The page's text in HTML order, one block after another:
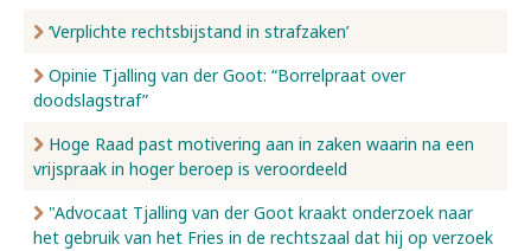
‘Verplichte rechtsbijstand in strafzaken’
Opinie Tjalling van der Goot: “Borrelpraat over
doodslagstraf”
Hoge Raad past motivering aan in zaken waarin na een
vrijspraak in hoger beroep is veroordeeld
"Advocaat Tjalling van der Goot kraakt onderzoek naar
het gebruik van het Fries in de rechtszaal dat hij op verzoek